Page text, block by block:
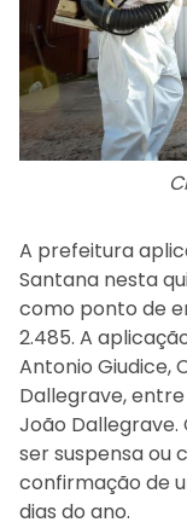
A prefeitura
Santana nesta
como ponto de
2.485. A
Antonio Giudice,
Dallegrave,
João
ser suspensa ou
confirmação de
dias do ano.